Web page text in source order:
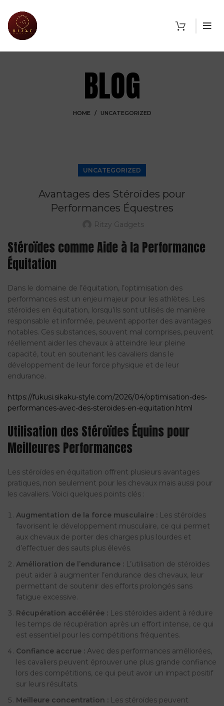
BLOG
HOME UNCATEGORIZED
UNCATEGORIZED
Avantages des Stéroïdes pour
Performances Équestres
Ritzy Gadgets
Stéroïdes comme Aide à la Performance
Équitation
Dans le domaine de l’équitation, l’optimisation des
performances est un enjeu majeur pour les athlètes. Les
stéroïdes en équitation, lorsqu’ils sont utilisés de manière
responsable et informée, peuvent apporter des avantages
notables. Ces substances, souvent mal comprises, peuvent
réellement aider les chevaux à atteindre leur pleine
capacité, tout en soutenant les cavaliers dans le
développement de leur force physique et de leur
endurance.
https://fukusi.sikaku-style.com/2026/04/optimisation-des-
performances-avec-des-steroides-en-equitation.html
Utilisation des Stéroïdes Équins pour
Meilleures Performances
Les stéroïdes en équitation offrent plusieurs avantages
pratiques, non seulement pour les chevaux mais aussi pour
les cavaliers. Voici quelques points clés :
Augmentation de la force musculaire : Les stéroïdes
favorisent le développement musculaire, ce qui permet
aux chevaux de porter des charges plus lourdes et
d’effectuer des sauts plus élevés.
Amélioration de l’endurance : L’utilisation de stéroïdes
peut aider à augmenter l’endurance des chevaux, leur
permettant de soutenir des efforts prolongés sans
fatigue excessive.
Récupération accélérée : Les stéroïdes aident à réduire
les temps de récupération après un effort intense, ce qui
est essentiel pour les compétitions fréquentes.
Confiance accrue : Avec des performances améliorées,
les cavaliers peuvent éprouver une plus grande confiance
lors des compétitions, ce qui peut avoir un impact positif
sur leurs résultats.
Meilleure concentration : Les stéroïdes peuvent